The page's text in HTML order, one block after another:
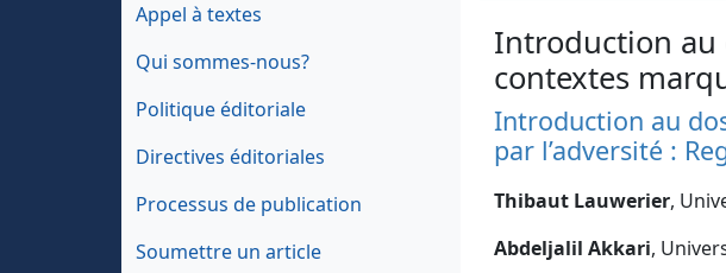
Appel à textes
Qui sommes-nous?
Politique éditoriale
Directives éditoriales
Processus de publication
Soumettre un article
Introduction au
contextes
Introduction au
par l’adversité :
Thibaut Lauwerier,
Abdeljalil Akkari,